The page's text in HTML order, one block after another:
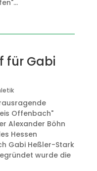
für Gabi
Offenbach"
Alexander Böhn
Hessen
Gabi Heßler-Stark
wurde die